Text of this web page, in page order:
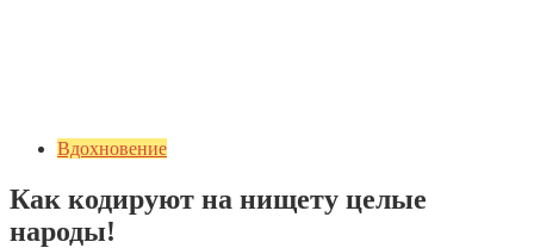
Вдохновение
Как кодируют на нищету целые
народы!